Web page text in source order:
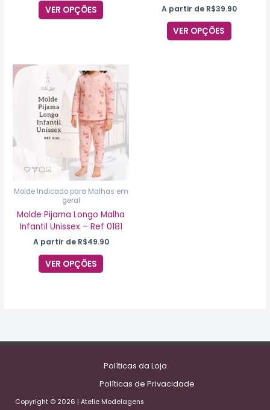
VER OPÇÕES A partir de R$39.90
VER OPÇÕES
Molde Indicado para Malhas em
geral
Molde Pijama Longo Malha
Infantil Unissex – Ref 0181
A partir de R$49.90
VER OPÇÕES
Este
produto
tem
várias
variantes.
As
opções
podem
ser
escolhidas
na
do
produto
Políticas da Loja
Políticas de Privacidade
Copyright © 2026 | Atelie Modelagens